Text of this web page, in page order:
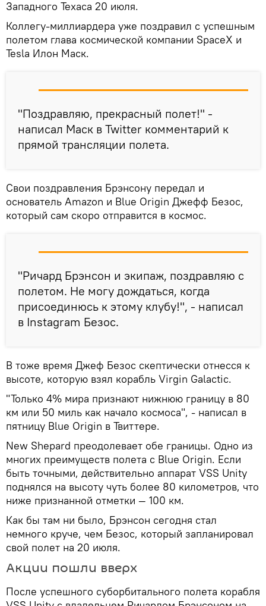
Западного Техаса 20 июля.
Коллегу-миллиардера уже поздравил с успешным
полетом глава космической компании SpaceX и
Tesla Илон Маск.
"Поздравляю, прекрасный полет!" -
написал Маск в Twitter комментарий к
прямой трансляции полета.
Свои поздравления Брэнсону передал и
основатель Amazon и Blue Origin Джефф Безос,
который сам скоро отправится в космос.
"Ричард Брэнсон и экипаж, поздравляю с
полетом. Не могу дождаться, когда
присоединюсь к этому клубу!", - написал
в Instagram Безос.
В тоже время Джеф Безос скептически отнесся к
высоте, которую взял корабль Virgin Galactic.
"Только 4% мира признают нижнюю границу в 80
км или 50 миль как начало космоса", - написал в
пятницу Blue Origin в Твиттере.
New Shepard преодолевает обе границы. Одно из
многих преимуществ полета с Blue Origin. Если
быть точными, действительно аппарат VSS Unity
поднялся на высоту чуть более 80 километров, что
ниже признанной отметки — 100 км.
Как бы там ни было, Брэнсон сегодня стал
немного круче, чем Безос, который запланировал
свой полет на 20 июля.
Акции пошли вверх
После успешного суборбитального полета корабля